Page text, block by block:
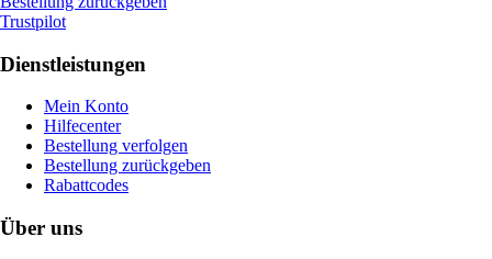
Trustpilot
Dienstleistungen
Mein Konto
Hilfecenter
Bestellung verfolgen
Bestellung zurückgeben
Rabattcodes
Über uns